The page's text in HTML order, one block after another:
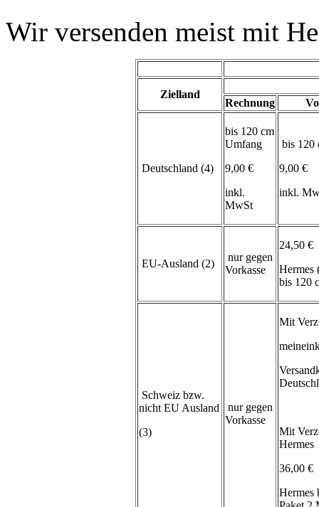
Wir versenden meist mit
Zielland
Rechnung
Deutschland (4)
bis 120 cm
Umfang
9,00 €
inkl.
MwSt
bis 120
9,00 €
inkl.
EU-Ausland (2)
nur gegen
Vorkasse
24,50 €
Hermes
bis 120
Schweiz bzw.
nicht EU Ausland
(3)
nur gegen
Vorkasse
Mit
Mit
Hermes
36,00 €
Hermes